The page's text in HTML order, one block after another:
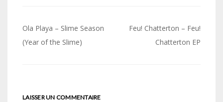
Navigation
de
Ola Playa – Slime Season
(Year of the Slime)
Feu! Chatterton – Feu!
Chatterton EP
LAISSER UN COMMENTAIRE